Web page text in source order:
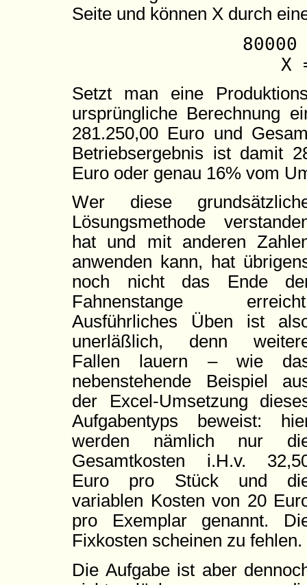
Seite und können X durch
X
Setzt man eine
ursprüngliche Berechnung
281.250,00 Euro und
Betriebsergebnis ist damit
Euro oder genau 16% vom
Wer diese
Lösungsmethode
hat und mit anderen
anwenden kann, hat
noch nicht das Ende
Fahnenstange
Ausführliches Üben ist
unerläßlich, denn
Fallen lauern – wie
nebenstehende Beispiel
der Excel-Umsetzung
Aufgabentyps beweist:
werden nämlich nur
Gesamtkosten i.H.v.
Euro pro Stück und
variablen Kosten von 20
pro Exemplar genannt.
Fixkosten scheinen zu fehlen.
Die Aufgabe ist aber